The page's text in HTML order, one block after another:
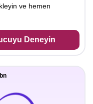
ve hemen
Deneyin